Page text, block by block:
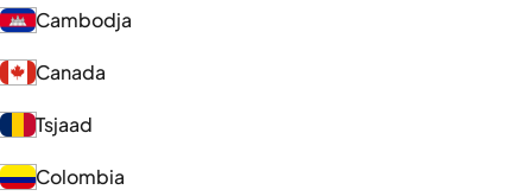
Cambodja
Canada
Tsjaad
Colombia